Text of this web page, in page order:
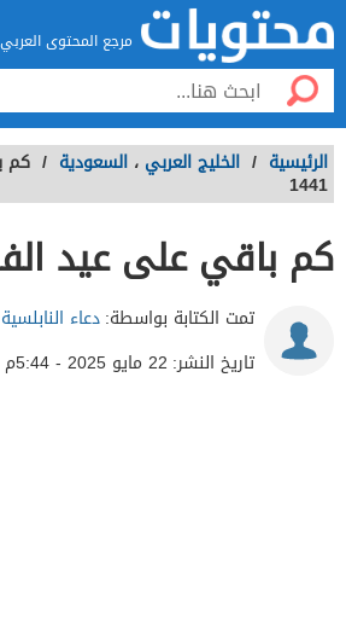
مرجع المحتوى العربي
الرئيسية / الخليج العربي ، السعودية / كم
1441
كم باقي على عيد الفطر
تمت الكتابة بواسطة:دعاء النابلسية
تاريخ النشر: 22 مايو 2025 - 5:44م